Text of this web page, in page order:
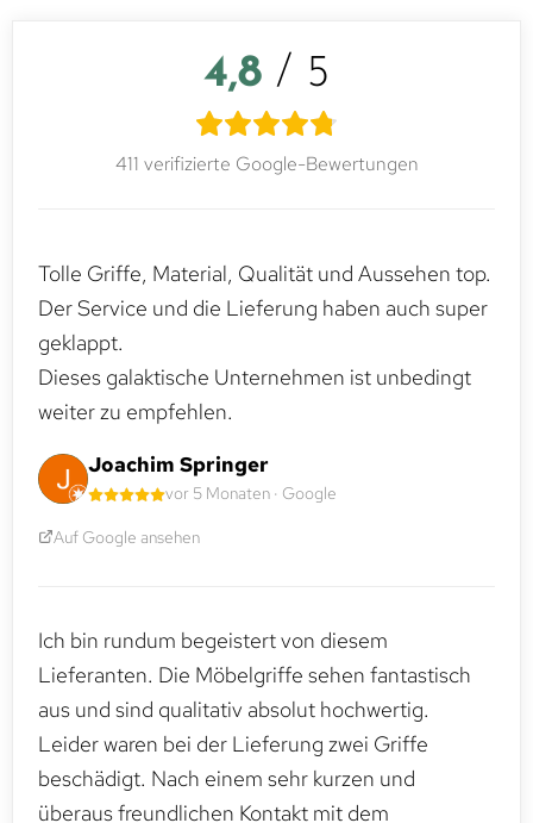
4,8 / 5
411 verifizierte Google-Bewertungen
Tolle Griffe, Material, Qualität und Aussehen top.
Der Service und die Lieferung haben auch super
geklappt.
Dieses galaktische Unternehmen ist unbedingt
weiter zu empfehlen.
Joachim Springer
vor 5 Monaten · Google
Auf Google ansehen
Ich bin rundum begeistert von diesem
Lieferanten. Die Möbelgriffe sehen fantastisch
aus und sind qualitativ absolut hochwertig.
Leider waren bei der Lieferung zwei Griffe
beschädigt. Nach einem sehr kurzen und
überaus freundlichen Kontakt mit dem